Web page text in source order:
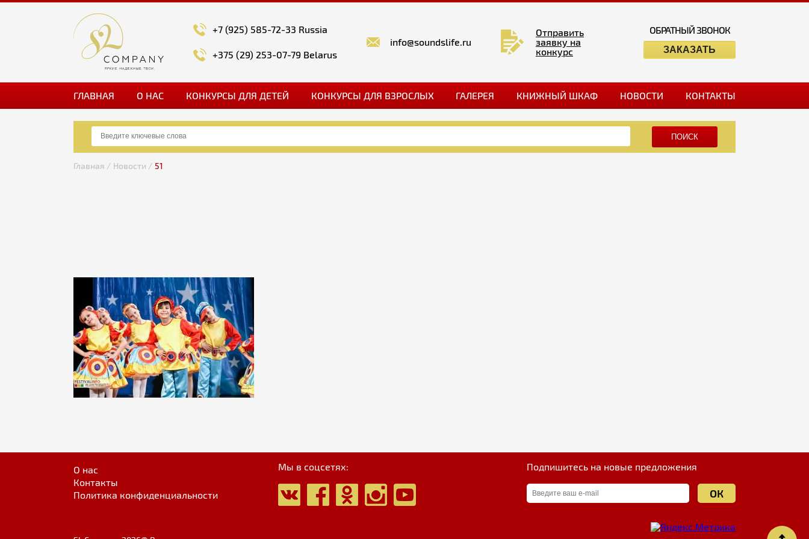
+7 (925) 585-72-33 Russia
+375 (29) 253-07-79 Belarus
info@soundslife.ru
Отправить
заявку на
конкурс
ОБРАТНЫЙ ЗВОНОК
ЗАКАЗАТЬ
ГЛАВНАЯ О НАС КОНКУРСЫ ДЛЯ ДЕТЕЙ КОНКУРСЫ ДЛЯ ВЗРОСЛЫХ ГАЛЕРЕЯ КНИЖНЫЙ ШКАФ НОВОСТИ КОНТАКТЫ
ПОИСК
Главная / Новости / 51
О нас
Контакты
Политика конфиденциальности
Мы в соцсетях: Подпишитесь на новые предложения